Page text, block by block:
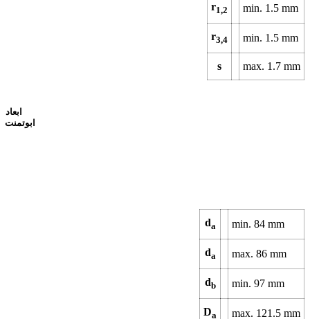
r1,2 min. 1.5 mm
r3,4 min. 1.5 mm
s max. 1.7 mm
ابعاد
ابوتمنت
da min. 84 mm
da max. 86 mm
db min. 97 mm
Da max. 121.5 mm